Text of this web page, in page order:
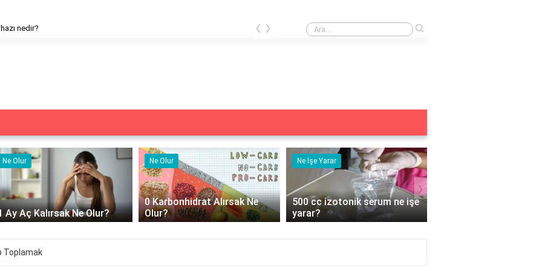
nedir? Ortez cihazı nedir?
‹ ›
Ne Olur
Karbonhidrat Alırsak Ne
Ne İşe Yarar
500 cc izotonik serum ne işe
yarar?
Ne İşe Yarar
5 duyu organımız ne işe
yarar?
›
Toplamak